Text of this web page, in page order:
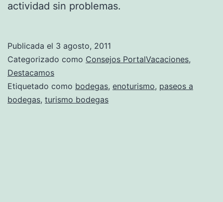
actividad sin problemas.
Publicada el 3 agosto, 2011
Categorizado como Consejos PortalVacaciones,
Destacamos
Etiquetado como bodegas, enoturismo, paseos a
bodegas, turismo bodegas